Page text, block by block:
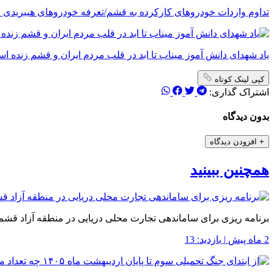
تداوم واردات خودروهای کارکرده به قشم/تعرفه خودروهای هیبریدی ۵ درصد شد
یاد شهدای دانش آموز میناب تا ابد در قلب مردم ایران و قشم زنده
کپی لینک کوتاه
اشتراک گذاری:
بدون دیدگاه
+ افزودن دیدگاه
همچنین ببینید
برنامه ریزی برای ساماندهی تجارت محلی دریایی در منطقه آزاد
2 ماه پیش | بازدید: 13